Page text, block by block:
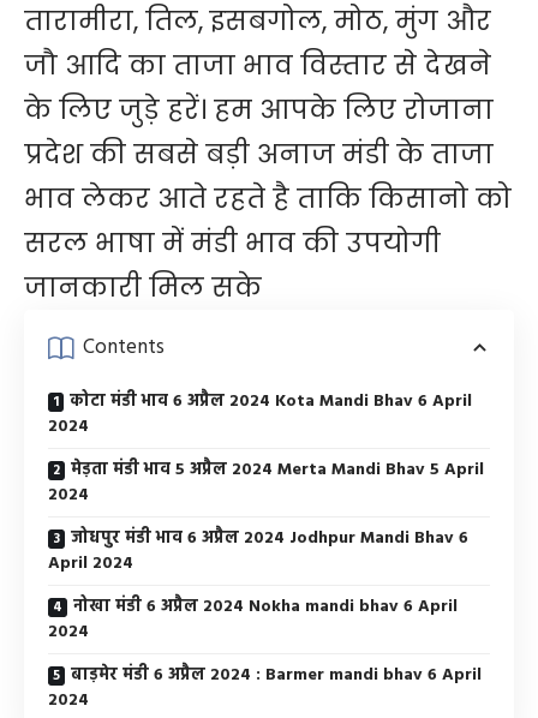
तारामीरा, तिल, इसबगोल, मोठ, मुंग और
जौ आदि का ताजा भाव विस्तार से देखने
के लिए जुड़े हरें। हम आपके लिए रोजाना
प्रदेश की सबसे बड़ी अनाज मंडी के ताजा
भाव लेकर आते रहते है ताकि किसानो को
सरल भाषा में मंडी भाव की उपयोगी
जानकारी मिल सके
Contents
कोटा मंडी भाव 6 अप्रैल 2024 Kota Mandi Bhav 6 April
2024
मेड़ता मंडी भाव 5 अप्रैल 2024 Merta Mandi Bhav 5 April
2024
जोधपुर मंडी भाव 6 अप्रैल 2024 Jodhpur Mandi Bhav 6
April 2024
नोखा मंडी 6 अप्रैल 2024 Nokha mandi bhav 6 April
2024
बाड़मेर मंडी 6 अप्रैल 2024 : Barmer mandi bhav 6 April
2024